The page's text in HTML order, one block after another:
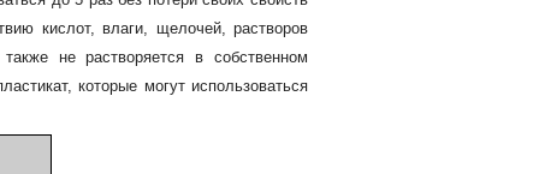
кислот, влаги, щелочей, растворов
не растворяется в собственном
которые могут использоваться